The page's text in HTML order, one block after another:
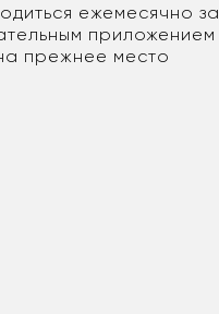
ежемесячно за
приложением
прежнее место